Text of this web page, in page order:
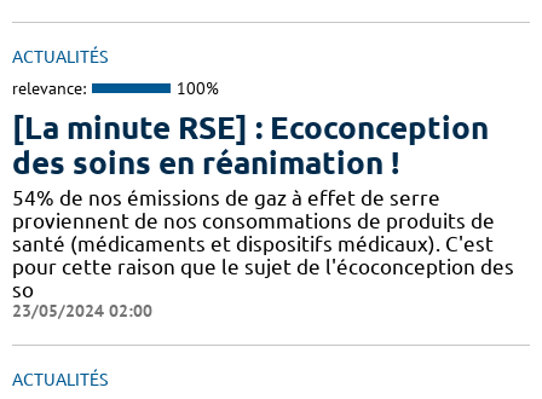
ACTUALITÉS
relevance: 100%
[La minute RSE] : Ecoconception
des soins en réanimation !
54% de nos émissions de gaz à effet de serre
proviennent de nos consommations de produits de
santé (médicaments et dispositifs médicaux). C'est
pour cette raison que le sujet de l'écoconception des
so
23/05/2024 02:00
ACTUALITÉS